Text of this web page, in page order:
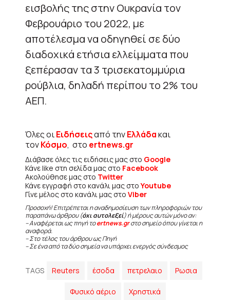
εισβολής της στην Ουκρανία τον
Φεβρουάριο του 2022, με
αποτέλεσμα να οδηγηθεί σε δύο
διαδοχικά ετήσια ελλείμματα που
ξεπέρασαν τα 3 τρισεκατομμύρια
ρούβλια, δηλαδή περίπου το 2% του
ΑΕΠ.
Όλες οιΕιδήσειςαπό τηνΕλλάδακαι
τονΚόσμο, στο ertnews.gr
Διάβασε όλες τις ειδήσεις μας στο Google
Κάνε like στη σελίδα μας στο Facebook
Ακολούθησε μας στο Twitter
Κάνε εγγραφή στο κανάλι μας στοYoutube
Γίνε μέλος στο κανάλι μας στο Viber
Προσοχή! Επιτρέπεται η αναδημοσίευση των πληροφοριών του
παραπάνω άρθρου (όχι αυτολεξεί) ή μέρους αυτών μόνο αν:
– Αναφέρεται ως πηγή τοertnews.grστο σημείο όπου γίνεται η
αναφορά.
– Στο τέλος του άρθρου ως Πηγή
– Σε ένα από τα δύο σημεία να υπάρχει ενεργός σύνδεσμος
TAGS Reuters έσοδα πετρελαιο Ρωσια
Φυσικό αέριο Χρηστικά